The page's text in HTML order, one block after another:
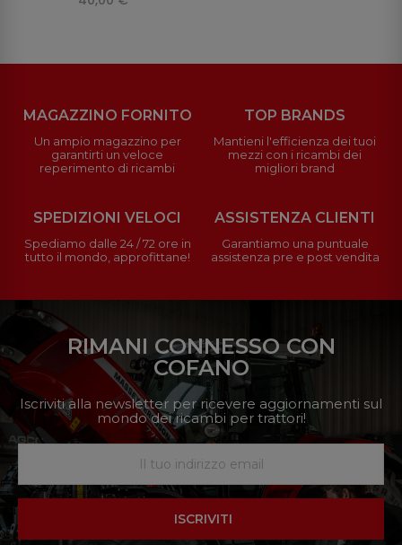
MAGAZZINO FORNITO
Un ampio magazzino per
garantirti un veloce
reperimento di ricambi
TOP BRANDS
Mantieni l'efficienza dei tuoi
mezzi con i ricambi dei
migliori brand
SPEDIZIONI VELOCI
Spediamo dalle 24 / 72 ore in
tutto il mondo, approfittane!
ASSISTENZA CLIENTI
Garantiamo una puntuale
assistenza pre e post vendita
RIMANI CONNESSO CON
COFANO
Iscriviti alla newsletter per ricevere aggiornamenti sul
mondo dei ricambi per trattori!
ISCRIVITI